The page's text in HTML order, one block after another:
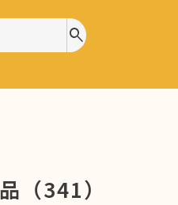
search
（341）